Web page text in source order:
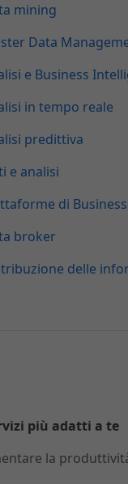
mining
Data
e Business
in tempo reale
predittiva
e analisi
di
broker
delle
più adatti a te
la